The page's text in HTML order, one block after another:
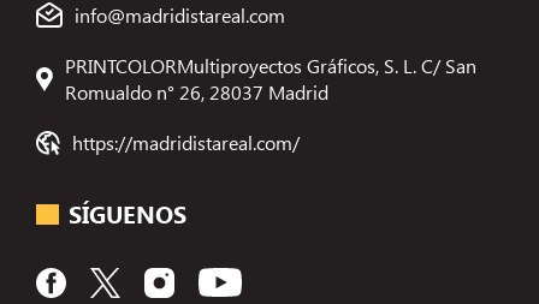
info@madridistareal.com
PRINTCOLORMultiproyectos Gráficos, S. L. C/ San
Romualdo n° 26, 28037 Madrid
https://madridistareal.com/
SÍGUENOS